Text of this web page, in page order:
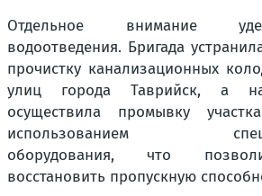
Отдельное внимание
водоотведения. Бригада
прочистку канализационных
улиц города Таврийск, а
осуществила промывку
использованием
оборудования, что
восстановить пропускную